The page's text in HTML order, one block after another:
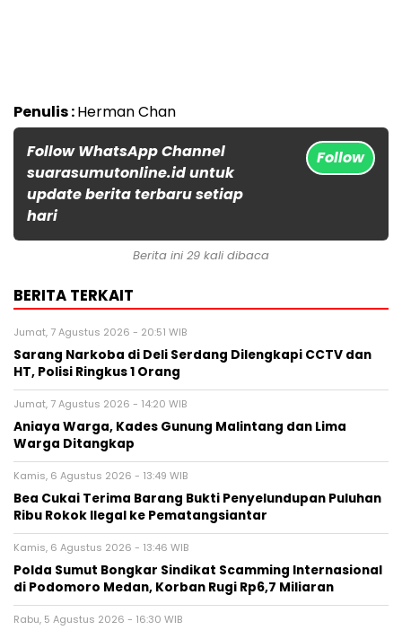
Penulis :Herman Chan
Follow WhatsApp Channel
suarasumutonline.id untuk
update berita terbaru setiap
hari
Follow
Berita ini 29 kali dibaca
BERITA TERKAIT
Jumat, 7 Agustus 2026 - 20:51 WIB
Sarang Narkoba di Deli Serdang Dilengkapi CCTV dan
HT, Polisi Ringkus 1 Orang
Jumat, 7 Agustus 2026 - 14:20 WIB
Aniaya Warga, Kades Gunung Malintang dan Lima
Warga Ditangkap
Kamis, 6 Agustus 2026 - 13:49 WIB
Bea Cukai Terima Barang Bukti Penyelundupan Puluhan
Ribu Rokok Ilegal ke Pematangsiantar
Kamis, 6 Agustus 2026 - 13:46 WIB
Polda Sumut Bongkar Sindikat Scamming Internasional
di Podomoro Medan, Korban Rugi Rp6,7 Miliaran
Rabu, 5 Agustus 2026 - 16:30 WIB